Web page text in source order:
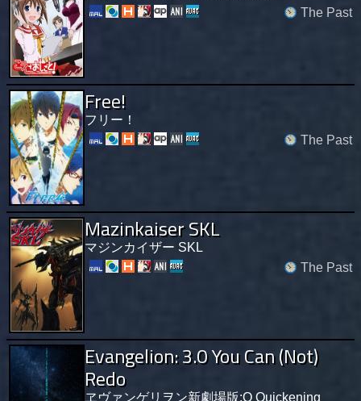
The Past
Free!
フリー！
The Past
Mazinkaiser SKL
マジンカイザー SKL
The Past
Evangelion: 3.0 You Can (Not)
Redo
ヱヴァンゲリヲン新劇場版:Q Quickening